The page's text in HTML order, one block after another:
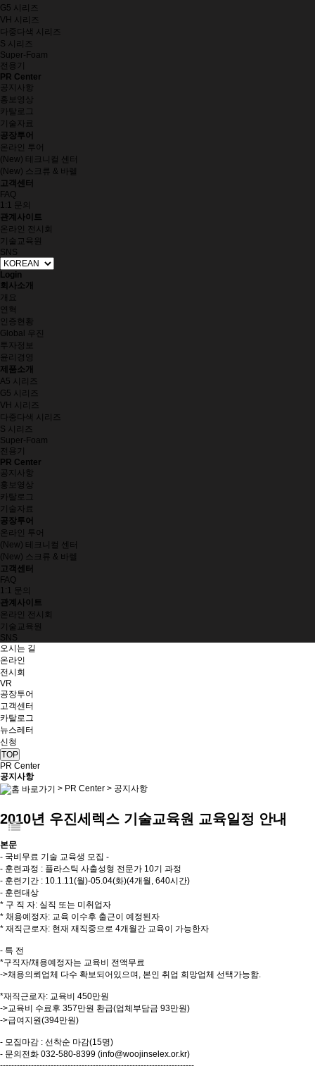
G5 시리즈
VH 시리즈
다중다색 시리즈
S 시리즈
Super-Foam
전용기
PR Center
공지사항
홍보영상
카탈로그
기술자료
공장투어
온라인 투어
(New) 테크니컬 센터
(New) 스크류 & 바렐
고객센터
FAQ
1:1 문의
관계사이트
온라인 전시회
기술교육원
SNS
Login
회사소개
개요
연혁
인증현황
Global 우진
투자정보
윤리경영
제품소개
A5 시리즈
G5 시리즈
VH 시리즈
다중다색 시리즈
S 시리즈
Super-Foam
전용기
PR Center
공지사항
홍보영상
카탈로그
기술자료
공장투어
온라인 투어
(New) 테크니컬 센터
(New) 스크류 & 바렐
고객센터
FAQ
1:1 문의
관계사이트
온라인 전시회
기술교육원
SNS
오시는 길
온라인
전시회
VR
공장투어
고객센터
카탈로그
뉴스레터
신청
TOP
PR Center
공지사항
> PR Center > 공지사항
2010년 우진세렉스 기술교육원 교육일정 안내
본문
- 국비무료 기술 교육생 모집 -
- 훈련과정 : 플라스틱 사출성형 전문가 10기 과정
- 훈련기간 : 10.1.11(월)-05.04(화)(4개월, 640시간)
- 훈련대상
* 구 직 자: 실직 또는 미취업자
* 채용예정자: 교육 이수후 출근이 예정된자
* 재직근로자: 현재 재직중으로 4개월간 교육이 가능한자
- 특 전
*구직자/채용예정자는 교육비 전액무료
->채용의뢰업체 다수 확보되어있으며, 본인 취업 희망업체 선택가능함.
*재직근로자: 교육비 450만원
->교육비 수료후 357만원 환급(업체부담금 93만원)
->급여지원(394만원)
- 모집마감 : 선착순 마감(15명)
- 문의전화 032-580-8399 (info@woojinselex.or.kr)
---------------------------------------------------------------------